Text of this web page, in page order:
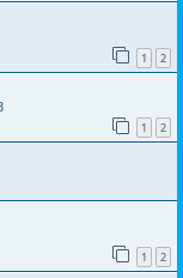
1 2
1 2
1 2